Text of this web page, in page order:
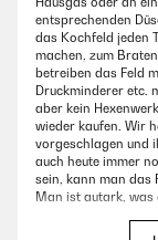
entsprechenden
das Kochfeld jeden
machen, zum
betreiben das Feld
Druckminderer etc.
aber kein
wieder kaufen. Wir
vorgeschlagen und
auch heute immer
sein, kann man das
Man ist autark, was